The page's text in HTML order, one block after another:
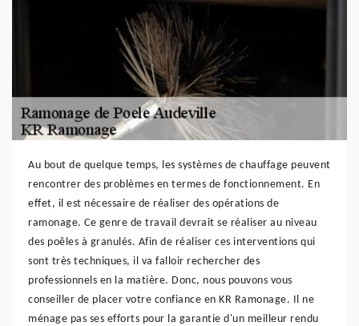
Au bout de quelque temps, les systèmes de chauffage peuvent
rencontrer des problèmes en termes de fonctionnement. En
effet, il est nécessaire de réaliser des opérations de
ramonage. Ce genre de travail devrait se réaliser au niveau
des poêles à granulés. Afin de réaliser ces interventions qui
sont très techniques, il va falloir rechercher des
professionnels en la matière. Donc, nous pouvons vous
conseiller de placer votre confiance en KR Ramonage. Il ne
ménage pas ses efforts pour la garantie d'un meilleur rendu